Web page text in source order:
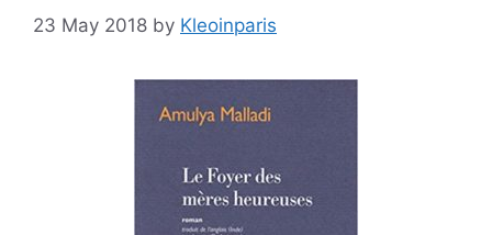
23 May 2018 by Kleoinparis